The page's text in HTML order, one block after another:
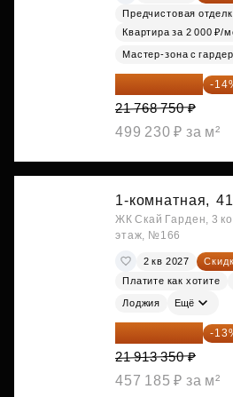
Предчистовая
Квартира за 2 000 ₽/
Мастер-зона с
18 721 125 ₽ -
21 768 750 ₽
499 230 ₽ за м²
1-комнатная,
ЖК Скай Гарден, 3
этаж, №166
2 кв 2027
Платите как хотите
Лоджия Ещё
19 064 615 ₽ -
21 913 350 ₽
457 185 ₽ за м²